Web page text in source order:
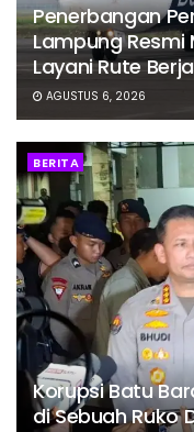
Penerbangan
Lampung Resmi
Layani Rute
AGUSTUS 6, 2026
BERITA
Korupsi Batu
di Sebuah Ruko